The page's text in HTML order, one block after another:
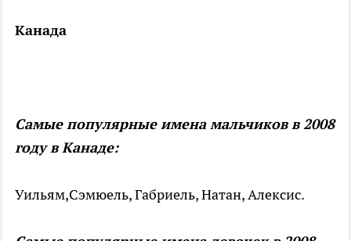
Канада
Самые популярные имена мальчиков в 2008
году в Канаде:
Уильям,Сэмюель, Габриель, Натан, Алексис.